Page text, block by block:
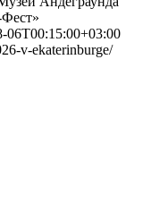
06T00:15:00+03:00
v-ekaterinburge/